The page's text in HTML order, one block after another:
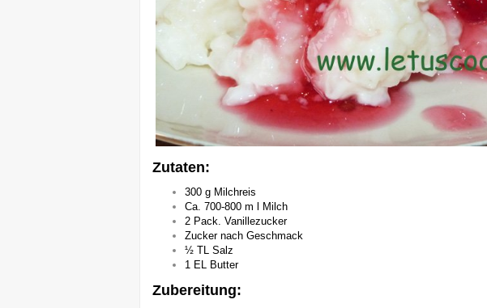
Zutaten:
300 g Milchreis
Ca. 700-800 m l Milch
2 Pack. Vanillezucker
Zucker nach Geschmack
½ TL Salz
1 EL Butter
Zubereitung: